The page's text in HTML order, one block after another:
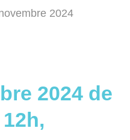
2024
2024 de